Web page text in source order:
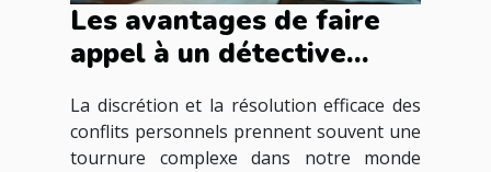
Les avantages de faire
appel à un détective
personnelles
La discrétion et la résolution efficace des
conflits personnels prennent souvent une
tournure complexe dans notre monde